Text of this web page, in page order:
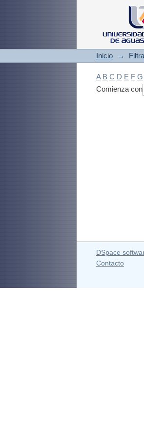
Inicio →
A B C D E F G
Comienza con
DSpace
Contacto